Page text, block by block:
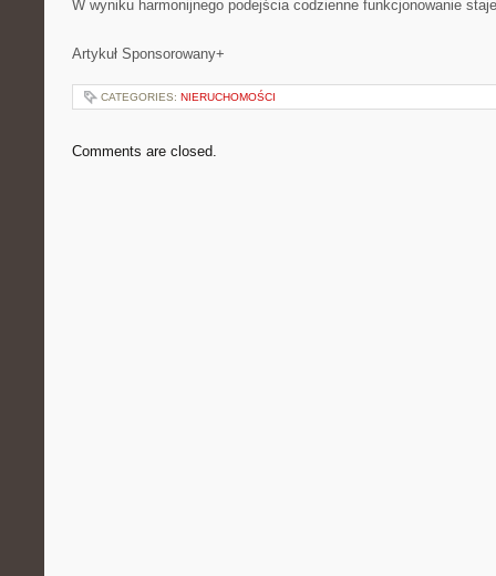
W wyniku harmonijnego podejścia codzienne funkcjonowanie
Artykuł Sponsorowany+
CATEGORIES: NIERUCHOMOŚCI
Comments are closed.